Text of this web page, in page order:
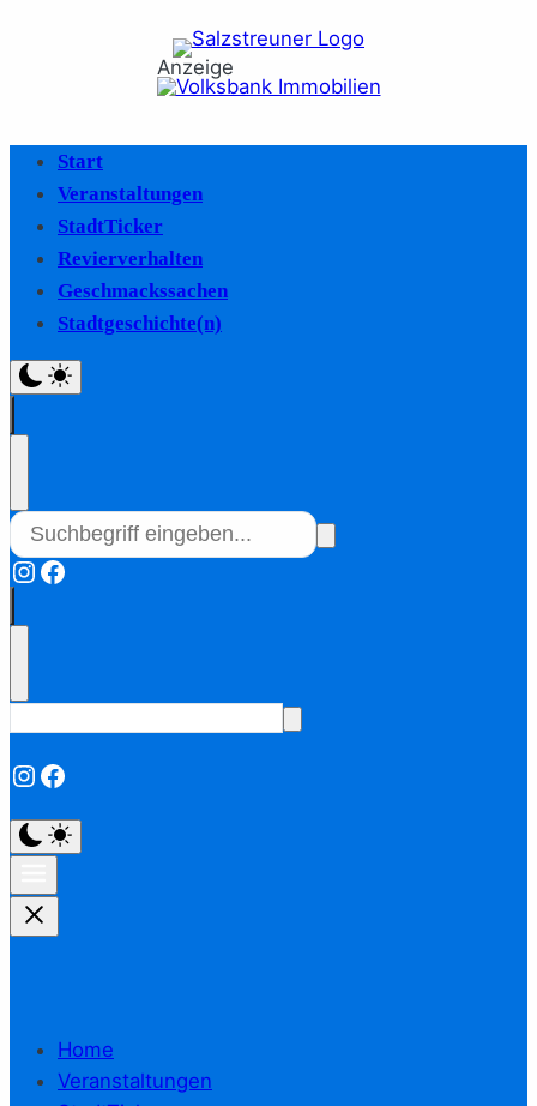
Anzeige
Start
Veranstaltungen
StadtTicker
Revierverhalten
Geschmackssachen
Stadtgeschichte(n)
Instagram
Facebook
Instagram
Facebook
Home
Veranstaltungen